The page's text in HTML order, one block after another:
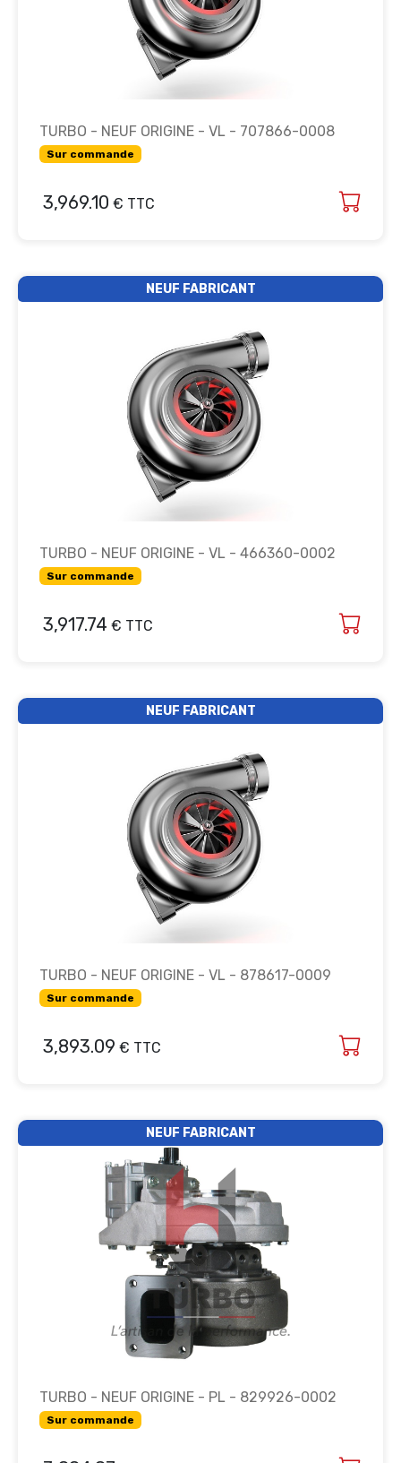
TURBO - NEUF ORIGINE - VL - 707866-0008
Sur commande
3,969.10 € TTC
NEUF FABRICANT
TURBO - NEUF ORIGINE - VL - 466360-0002
Sur commande
3,917.74 € TTC
NEUF FABRICANT
TURBO - NEUF ORIGINE - VL - 878617-0009
Sur commande
3,893.09 € TTC
NEUF FABRICANT
TURBO - NEUF ORIGINE - PL - 829926-0002
Sur commande